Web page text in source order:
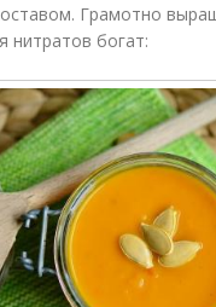
Грамотно
нитратов богат: